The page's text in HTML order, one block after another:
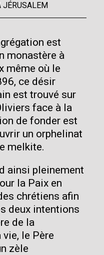
JÉRUSALEM
est
monastère à
même où le
ce désir
est trouvé sur
face à la
de fonder est
un orphelinat
melkite.
ainsi pleinement
la Paix en
chrétiens afin
deux intentions
de la
le Père
zèle